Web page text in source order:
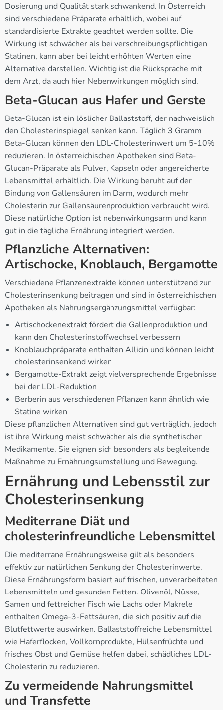
Dosierung und Qualität stark schwankend. In Österreich
sind verschiedene Präparate erhältlich, wobei auf
standardisierte Extrakte geachtet werden sollte. Die
Wirkung ist schwächer als bei verschreibungspflichtigen
Statinen, kann aber bei leicht erhöhten Werten eine
Alternative darstellen. Wichtig ist die Rücksprache mit
dem Arzt, da auch hier Nebenwirkungen möglich sind.
Beta-Glucan aus Hafer und Gerste
Beta-Glucan ist ein löslicher Ballaststoff, der nachweislich
den Cholesterinspiegel senken kann. Täglich 3 Gramm
Beta-Glucan können den LDL-Cholesterinwert um 5-10%
reduzieren. In österreichischen Apotheken sind Beta-
Glucan-Präparate als Pulver, Kapseln oder angereicherte
Lebensmittel erhältlich. Die Wirkung beruht auf der
Bindung von Gallensäuren im Darm, wodurch mehr
Cholesterin zur Gallensäurenproduktion verbraucht wird.
Diese natürliche Option ist nebenwirkungsarm und kann
gut in die tägliche Ernährung integriert werden.
Pflanzliche Alternativen:
Artischocke, Knoblauch, Bergamotte
Verschiedene Pflanzenextrakte können unterstützend zur
Cholesterinsenkung beitragen und sind in österreichischen
Apotheken als Nahrungsergänzungsmittel verfügbar:
Artischockenextrakt fördert die Gallenproduktion und
kann den Cholesterinstoffwechsel verbessern
Knoblauchpräparate enthalten Allicin und können leicht
cholesterinsenkend wirken
Bergamotte-Extrakt zeigt vielversprechende Ergebnisse
bei der LDL-Reduktion
Berberin aus verschiedenen Pflanzen kann ähnlich wie
Statine wirken
Diese pflanzlichen Alternativen sind gut verträglich, jedoch
ist ihre Wirkung meist schwächer als die synthetischer
Medikamente. Sie eignen sich besonders als begleitende
Maßnahme zu Ernährungsumstellung und Bewegung.
Ernährung und Lebensstil zur
Cholesterinsenkung
Mediterrane Diät und
cholesterinfreundliche Lebensmittel
Die mediterrane Ernährungsweise gilt als besonders
effektiv zur natürlichen Senkung der Cholesterinwerte.
Diese Ernährungsform basiert auf frischen, unverarbeiteten
Lebensmitteln und gesunden Fetten. Olivenöl, Nüsse,
Samen und fettreicher Fisch wie Lachs oder Makrele
enthalten Omega-3-Fettsäuren, die sich positiv auf die
Blutfettwerte auswirken. Ballaststoffreiche Lebensmittel
wie Haferflocken, Vollkornprodukte, Hülsenfrüchte und
frisches Obst und Gemüse helfen dabei, schädliches LDL-
Cholesterin zu reduzieren.
Zu vermeidende Nahrungsmittel
und Transfette